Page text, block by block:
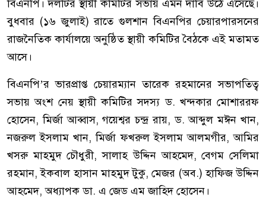
বিএনপি। দলটির স্থায়ী কমিটির সভায় এমন দাবি উঠে এসেছে।
বুধবার (১৬ জুলাই) রাতে গুলশান বিএনপির চেয়ারপারসনের
রাজনৈতিক কার্যালয়ে অনুষ্ঠিত স্থায়ী কমিটির বৈঠকে এই মতামত
আসে।
বিএনপি’র ভারপ্রাপ্ত চেয়ারম্যান তারেক রহমানের সভাপতিত্ব
সভায় অংশ নেয় স্থায়ী কমিটির সদস্য ড. খন্দকার মোশাররফ
হোসেন, মির্জা আব্বাস, গয়েশ্বর চন্দ্র রায়, ড. আব্দুল মঈন খান,
নজরুল ইসলাম খান, মির্জা ফখরুল ইসলাম আলমগীর, আমির
খসরু মাহমুদ চৌধুরী, সালাহ উদ্দিন আহমেদ, বেগম সেলিমা
রহমান, ইকবাল হাসান মাহমুদ টুকু, মেজর (অব.) হাফিজ উদ্দিন
আহমেদ, অধ্যাপক ডা. এ জেড এম জাহিদ হোসেন।